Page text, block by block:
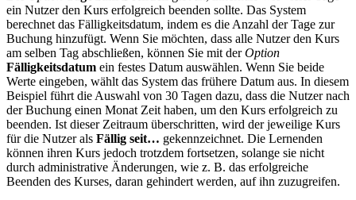
ein Nutzer den Kurs erfolgreich beenden sollte. Das System
berechnet das Fälligkeitsdatum, indem es die Anzahl der Tage zur
Buchung hinzufügt. Wenn Sie möchten, dass alle Nutzer den Kurs
am selben Tag abschließen, können Sie mit derOption
Fälligkeitsdatum ein festes Datum auswählen. Wenn Sie beide
Werte eingeben, wählt das System das frühere Datum aus. In diesem
Beispiel führt die Auswahl von 30 Tagen dazu, dass die Nutzer nach
der Buchung einen Monat Zeit haben, um den Kurs erfolgreich zu
beenden. Ist dieser Zeitraum überschritten, wird der jeweilige Kurs
für die Nutzer als Fällig seit… gekennzeichnet. Die Lernenden
können ihren Kurs jedoch trotzdem fortsetzen, solange sie nicht
durch administrative Änderungen, wie z. B. das erfolgreiche
Beenden des Kurses, daran gehindert werden, auf ihn zuzugreifen.